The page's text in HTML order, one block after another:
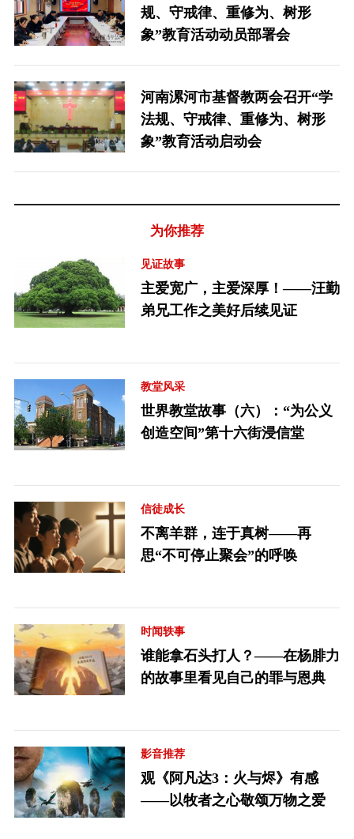
规、守戒律、重修为、树形
象”教育活动动员部署会
河南漯河市基督教两会召开“学
法规、守戒律、重修为、树形
象”教育活动启动会
为你推荐
见证故事
主爱宽广，主爱深厚！——汪勤
弟兄工作之美好后续见证
教堂风采
世界教堂故事（六）：“为公义
创造空间”第十六街浸信堂
信徒成长
不离羊群，连于真树——再
思“不可停止聚会”的呼唤
时闻轶事
谁能拿石头打人？——在杨腓力
的故事里看见自己的罪与恩典
影音推荐
观《阿凡达3：火与烬》有感
——以牧者之心敬颂万物之爱